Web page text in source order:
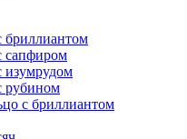
бриллиантом
сапфиром
изумрудом
рубином
с бриллиантом